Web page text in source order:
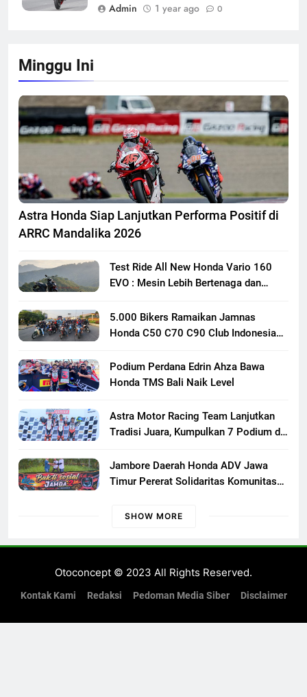
Admin
1 year ago 0
Minggu Ini
Astra Honda Siap Lanjutkan Performa Positif di
ARRC Mandalika 2026
Test Ride All New Honda Vario 160
EVO : Mesin Lebih Bertenaga dan
5.000 Bikers Ramaikan Jamnas
Honda C50 C70 C90 Club Indonesia
Persaudaraan Pecinta Motor Klasik
Honda
Podium Perdana Edrin Ahza Bawa
Honda TMS Bali Naik Level
Astra Motor Racing Team Lanjutkan
Tradisi Juara, Kumpulkan 7 Podium di
Jambore Daerah Honda ADV Jawa
Timur Pererat Solidaritas Komunitas
di Banyuwangi
SHOW MORE
Otoconcept © 2023 All Rights Reserved.
Kontak Kami Redaksi Pedoman Media Siber Disclaimer